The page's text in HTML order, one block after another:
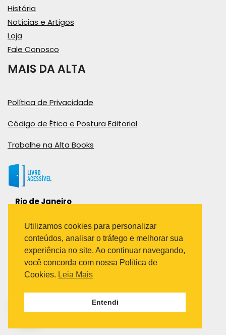
História
Notícias e Artigos
Loja
Fale Conosco
MAIS DA ALTA
Política de Privacidade
Código de Ética e Postura Editorial
Trabalhe na Alta Books
Rio de Janeiro
Bairro Industrial do Jacaré
Rio de Janeiro – RJ – CEP: 20970-031
Telefone:
(21) 3278-8069
(21) 3995-7512
Avenida Paulista 1636 / sala 1407
Utilizamos cookies para personalizar
conteúdos, analisar o tráfego e melhorar sua
experiência no site. Ao continuar navegando,
você concorda com nossa Política de
Cookies. Leia Mais
Entendi